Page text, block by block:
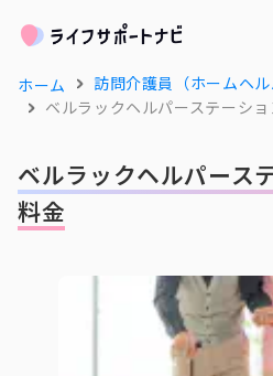
ホーム
訪問介護員（ホームヘル
ベルラックヘルパーステーショ
ベルラックヘルパース
料金